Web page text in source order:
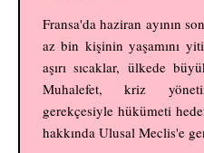
Fransa'da haziran ayının
az bin kişinin yaşamını
aşırı sıcaklar, ülkede
Muhalefet, kriz
gerekçesiyle hükümeti
hakkında Ulusal Meclis'e